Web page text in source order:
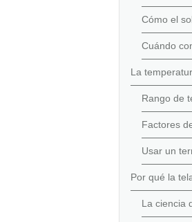
Cómo el
Cuándo
La
Rango de
Factores
Usar un
Por qué la
La ciencia